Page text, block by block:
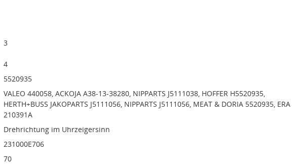
3
4
5520935
VALEO 440058, ACKOJA A38-13-38280, NIPPARTS J5111038, HOFFER H5520935,
HERTH+BUSS JAKOPARTS J5111056, NIPPARTS J5111056, MEAT & DORIA 5520935, ERA
210391A
Drehrichtung im Uhrzeigersinn
231000E706
70